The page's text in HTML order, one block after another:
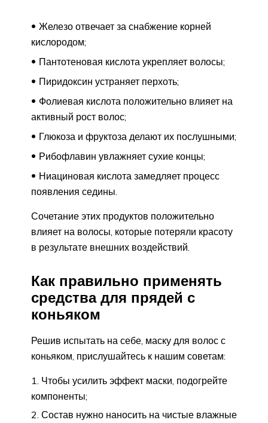
Железо отвечает за снабжение корней
кислородом;
Пантотеновая кислота укрепляет волосы;
Пиридоксин устраняет перхоть;
Фолиевая кислота положительно влияет на
активный рост волос;
Глюкоза и фруктоза делают их послушными;
Рибофлавин увлажняет сухие концы;
Ниациновая кислота замедляет процесс
появления седины.
Сочетание этих продуктов положительно
влияет на волосы, которые потеряли красоту
в результате внешних воздействий.
Как правильно применять
средства для прядей с
коньяком
Решив испытать на себе, маску для волос с
коньяком, прислушайтесь к нашим советам:
Чтобы усилить эффект маски, подогрейте
компоненты;
Состав нужно наносить на чистые влажные